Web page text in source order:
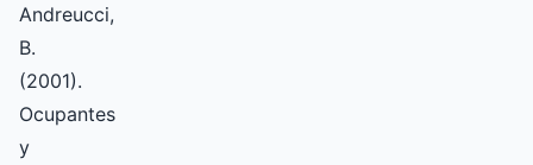
Andreucci,
B.
(2001).
Ocupantes
y